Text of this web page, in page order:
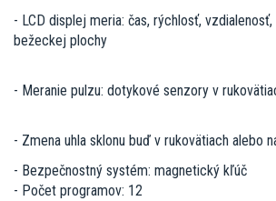
- LCD displej meria: čas, rýchlosť,
bežeckej plochy
- Meranie pulzu: dotykové senzory v
- Zmena uhla sklonu buď v rukovätiach alebo
- Bezpečnostný systém: magnetický kľúč
- Počet programov: 12